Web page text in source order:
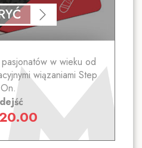
w wieku od
wiązaniami Step
On.